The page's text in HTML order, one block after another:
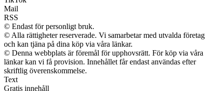
Mail
RSS
© Endast för personligt bruk.
© Alla rättigheter reserverade. Vi samarbetar med utvalda företag
och kan tjäna på dina köp via våra länkar.
© Denna webbplats är föremål för upphovsrätt. För köp via våra
länkar kan vi få provision. Innehållet får endast användas efter
skriftlig överenskommelse.
Text
Gratis innehåll